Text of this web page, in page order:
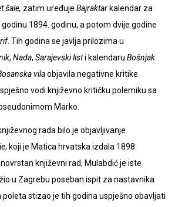
šale, zatim uređuje Bajraktar kalendar za
1894. godinu, a potom dvije godine
. Tih godina se javlja prilozima u
, Nada, Sarajevski listi kalendaru Bošnjak.
vilaobjavila negativne kritike
vodi književno kritičku polemiku sa
Marko.
rada bilo je objavljivanje
, koji je Matica hrvatska izdala 1898.
književni rad, Mulabdić je iste
u Zagrebu poseban ispit za nastavnika
poleta stizao je tih godina uspješno obavljati